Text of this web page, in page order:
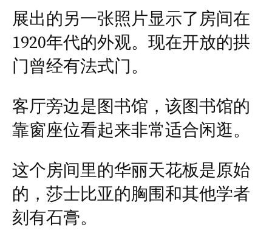
展出的另一张照片显示了房间在
1920年代的外观。现在开放的拱
门曾经有法式门。
客厅旁边是图书馆，该图书馆的
靠窗座位看起来非常适合闲逛。
这个房间里的华丽天花板是原始
的，莎士比亚的胸围和其他学者
刻有石膏。